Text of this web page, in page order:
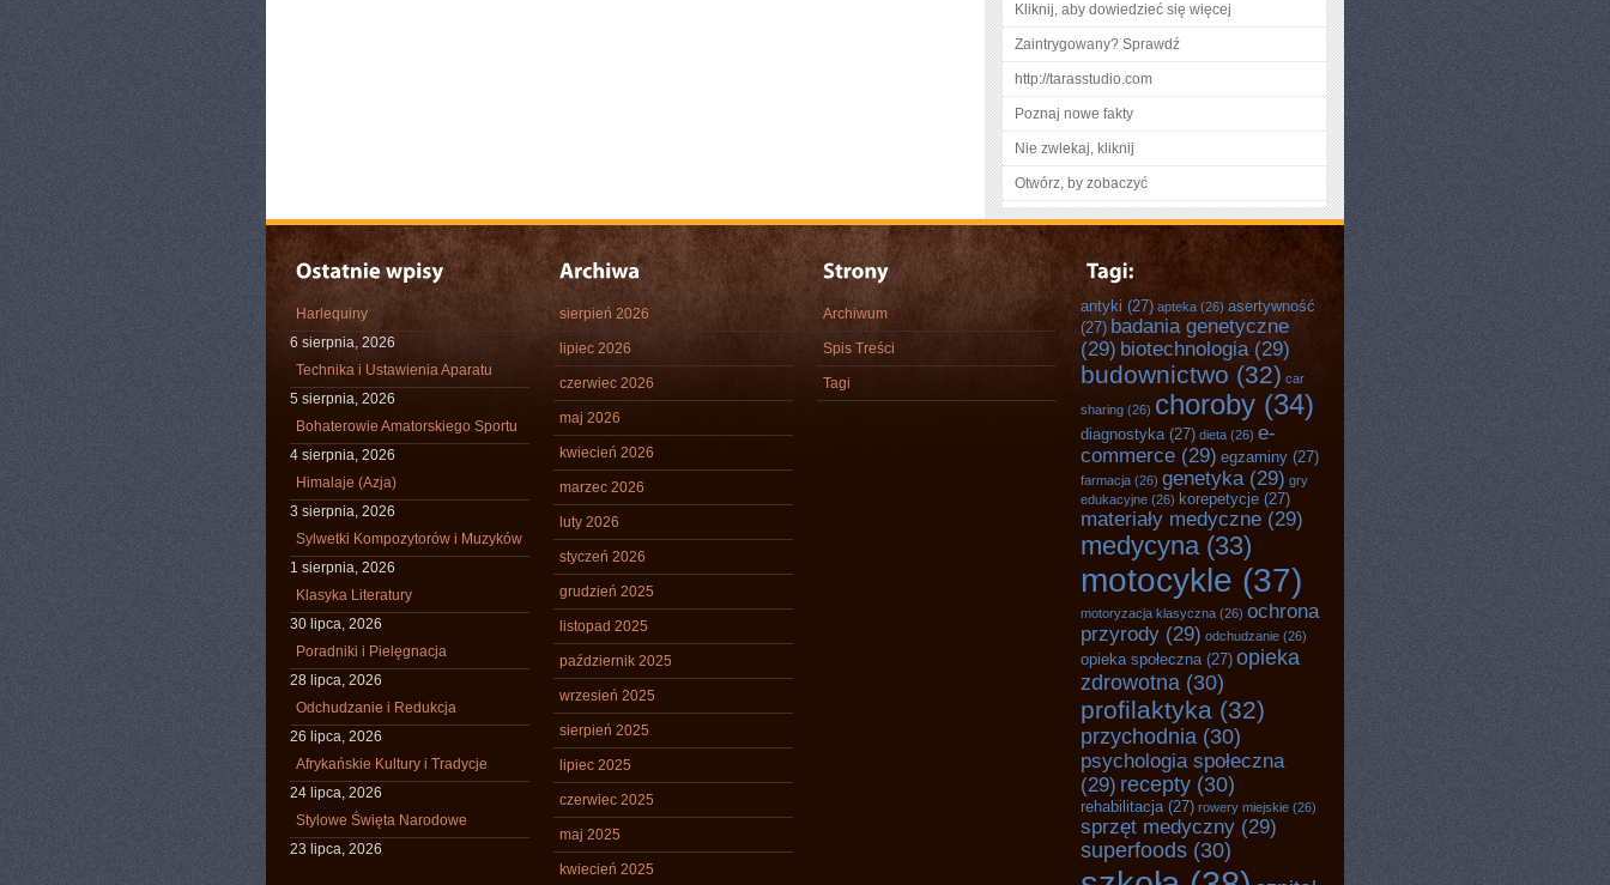
Kliknij, aby dowiedzieć się więcej
Zaintrygowany? Sprawdź
http://tarasstudio.com
Poznaj nowe fakty
Nie zwlekaj, kliknij
Otwórz, by zobaczyć
Harlequiny
6 sierpnia, 2026
Technika i Ustawienia Aparatu
5 sierpnia, 2026
Bohaterowie Amatorskiego Sportu
4 sierpnia, 2026
Himalaje (Azja)
3 sierpnia, 2026
Sylwetki Kompozytorów i Muzyków
1 sierpnia, 2026
Klasyka Literatury
30 lipca, 2026
Poradniki i Pielęgnacja
28 lipca, 2026
Odchudzanie i Redukcja
26 lipca, 2026
Afrykańskie Kultury i Tradycje
24 lipca, 2026
Stylowe Święta Narodowe
23 lipca, 2026
sierpień 2026
lipiec 2026
czerwiec 2026
maj 2026
kwiecień 2026
marzec 2026
luty 2026
styczeń 2026
grudzień 2025
listopad 2025
październik 2025
wrzesień 2025
sierpień 2025
lipiec 2025
czerwiec 2025
maj 2025
kwiecień 2025
Archiwum
Spis Treści
Tagi
antyki (27) apteka (26) asertywność
(27) badania genetyczne
(29) biotechnologia (29)
budownictwo (32) car
sharing (26) choroby (34)
diagnostyka(27) dieta (26) e-
commerce (29) egzaminy (27)
farmacja (26) genetyka (29) gry
edukacyjne (26) korepetycje (27)
materiały medyczne (29)
medycyna(33)
motocykle (37)
motoryzacja klasyczna (26) ochrona
przyrody (29) odchudzanie (26)
opieka społeczna(27) opieka
zdrowotna (30)
profilaktyka (32)
przychodnia (30)
psychologia społeczna
(29) recepty (30)
rehabilitacja(27) rowery miejskie (26)
sprzęt medyczny (29)
superfoods (30)